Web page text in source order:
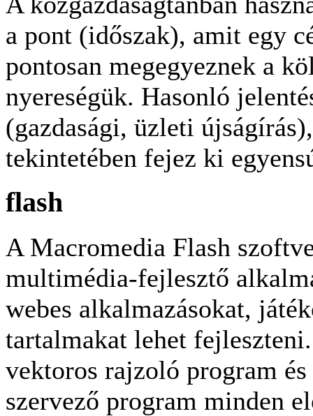
a pont (időszak), amit egy
pontosan megegyeznek a
nyereségük. Hasonló
(gazdasági, üzleti
tekintetében fejez ki
flash
A Macromedia Flash
multimédia-fejlesztő
webes alkalmazásokat,
tartalmakat lehet
vektoros rajzoló program
szervező program minden